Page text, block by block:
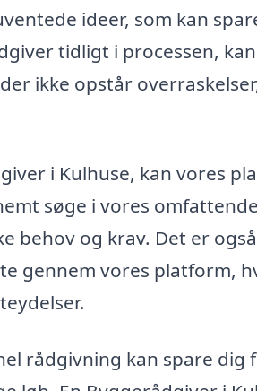
ideer, som kan
tidligt i processen,
ikke opstår
i Kulhuse, kan vores
søge i vores
behov og krav. Det er
gennem vores platform,
rådgivning kan spare